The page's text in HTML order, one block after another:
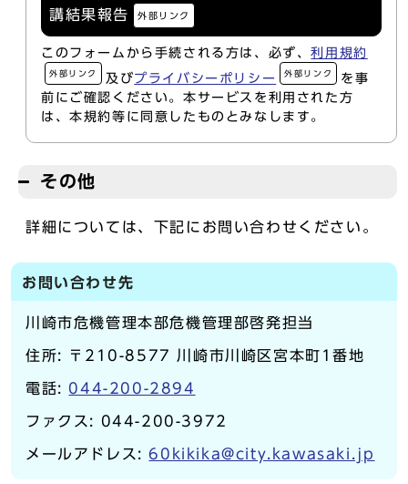
講結果報告
外部リンク
このフォームから手続される方は、必ず、利用規約
外部リンク 及びプライバシーポリシー 外部リンク
を事
前にご確認ください。本サービスを利用された方
は、本規約等に同意したものとみなします。
その他
詳細については、下記にお問い合わせください。
お問い合わせ先
川崎市危機管理本部危機管理部啓発担当
住所: 〒210-8577 川崎市川崎区宮本町1番地
電話: 044-200-2894
ファクス: 044-200-3972
メールアドレス:60kikika@city.kawasaki.jp